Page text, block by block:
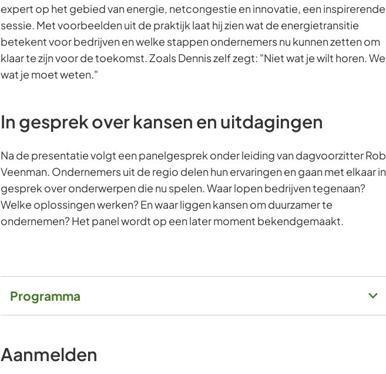
expert op het gebied van energie, netcongestie en innovatie, een inspirerende
sessie. Met voorbeelden uit de praktijk laat hij zien wat de energietransitie
betekent voor bedrijven en welke stappen ondernemers nu kunnen zetten om
klaar te zijn voor de toekomst. Zoals Dennis zelf zegt: "Niet wat je wilt horen.
wat je moet weten."
In gesprek over kansen en uitdagingen
Na de presentatie volgt een panelgesprek onder leiding van dagvoorzitter Rob
Veenman. Ondernemers uit de regio delen hun ervaringen en gaan met elkaar in
gesprek over onderwerpen die nu spelen. Waar lopen bedrijven tegenaan?
Welke oplossingen werken? En waar liggen kansen om duurzamer te
ondernemen? Het panel wordt op een later moment bekendgemaakt.
Programma
Aanmelden